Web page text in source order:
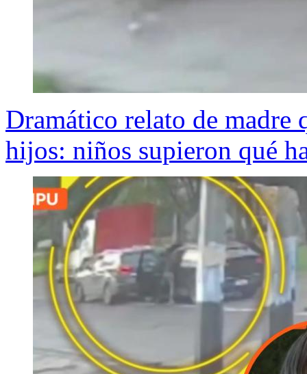
Dramático relato de madre
hijos: niños supieron qué